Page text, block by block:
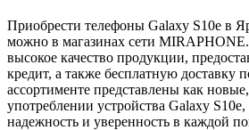
Приобрести телефоны Galaxy S10e в
можно в магазинах сети
высокое качество продукции,
кредит, а также бесплатную доставку
ассортименте представлены как
употреблении устройства Galaxy
надежность и уверенность в каждой